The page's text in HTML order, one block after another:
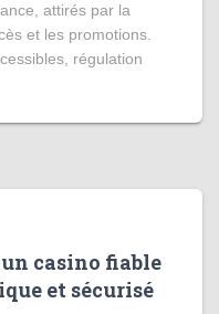
attirés par la
et les promotions.
régulation
casino fiable
et sécurisé